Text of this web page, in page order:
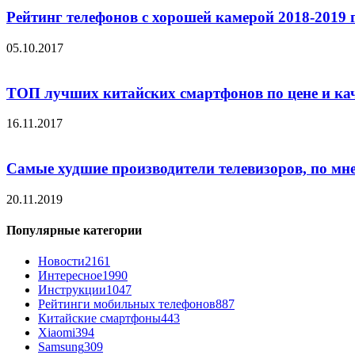
Рейтинг телефонов с хорошей камерой 2018-2019
05.10.2017
ТОП лучших китайских смартфонов по цене и
16.11.2017
Самые худшие производители телевизоров, по
20.11.2019
Популярные категории
Новости2161
Интересное1990
Инструкции1047
Рейтинги мобильных телефонов887
Китайские смартфоны443
Xiaomi394
Samsung309